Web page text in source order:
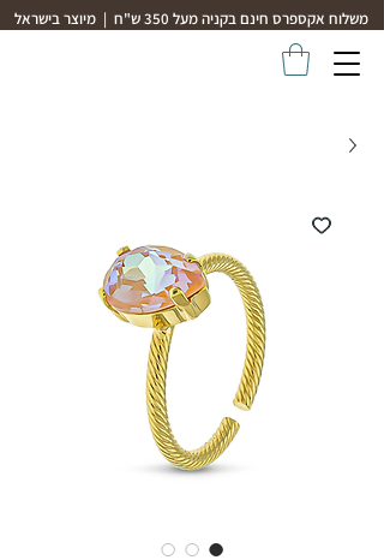
משלוח אקספרס חינם בקניה מעל 350 ש"ח | מיוצר בישראל